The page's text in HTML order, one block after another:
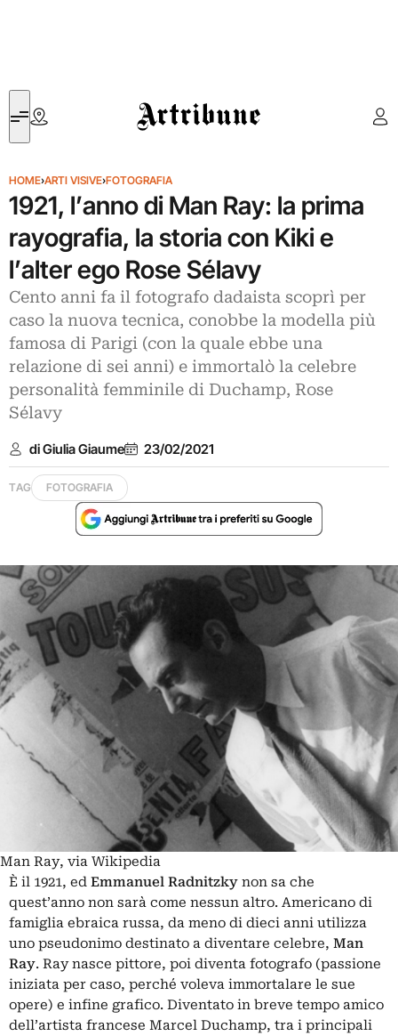
Artribune
HOME›ARTI VISIVE›FOTOGRAFIA
1921, l’anno di Man Ray: la prima
rayografia, la storia con Kiki e
l’alter ego Rose Sélavy
Cento anni fa il fotografo dadaista scoprì per
caso la nuova tecnica, conobbe la modella più
famosa di Parigi (con la quale ebbe una
relazione di sei anni) e immortalò la celebre
personalità femminile di Duchamp, Rose
Sélavy
di Giulia Giaume 23/02/2021
TAG FOTOGRAFIA
Man Ray, via Wikipedia
È il 1921, ed Emmanuel Radnitzky non sa che
quest’anno non sarà come nessun altro. Americano di
famiglia ebraica russa, da meno di dieci anni utilizza
uno pseudonimo destinato a diventare celebre, Man
Ray. Ray nasce pittore, poi diventa fotografo (passione
iniziata per caso, perché voleva immortalare le sue
opere) e infine grafico. Diventato in breve tempo amico
dell’artista francese Marcel Duchamp, tra i principali